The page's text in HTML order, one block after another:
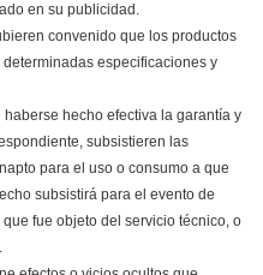
en su publicidad.
convenido que los productos
especificaciones y
hecho efectiva la garantía y
subsistieren las
para el uso o consumo a que
subsistirá para el evento de
fue objeto del servicio técnico, o